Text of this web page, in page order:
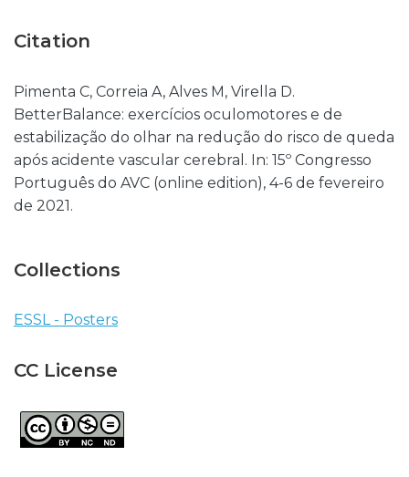
Citation
Pimenta C, Correia A, Alves M, Virella D.
BetterBalance: exercícios oculomotores e de
estabilização do olhar na redução do risco de queda
após acidente vascular cerebral. In: 15º Congresso
Português do AVC (online edition), 4-6 de fevereiro
de 2021.
Collections
ESSL - Posters
CC License